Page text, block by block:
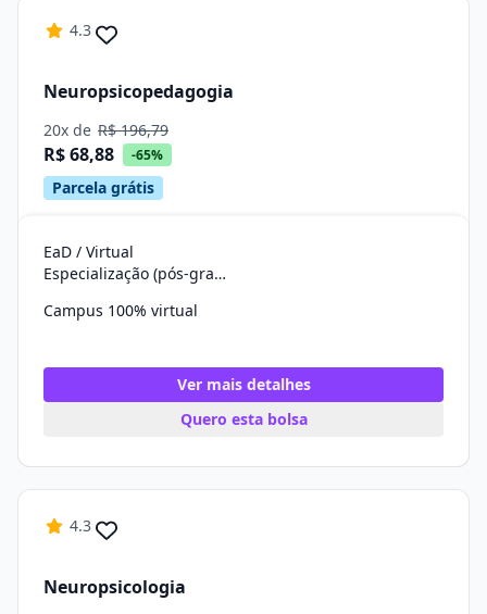
4.3
Neuropsicopedagogia
20x de R$ 196,79
R$ 68,88 -65%
Parcela grátis
EaD / Virtual
Especialização (pós-graduação)
Campus 100% virtual
Ver mais detalhes
Quero esta bolsa
4.3
Neuropsicologia